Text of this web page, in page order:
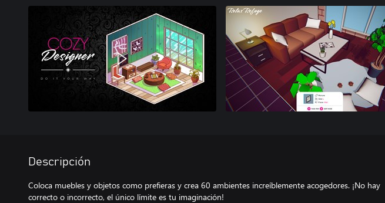
Descripción
Coloca muebles y objetos como prefieras y crea 60 ambientes increíblemente acogedores. ¡No hay
correcto o incorrecto, el único límite es tu imaginación!